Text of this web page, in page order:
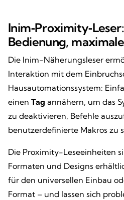
Bedienung,
Die Inim-Näherungsleser
Interaktion mit dem
Hausautomationssystem:
einen Tag annähern, um das
zu deaktivieren, Befehle
benutzerdefinierte Makros zu
Die Proximity-Leseeinheiten
Formaten und Designs
für den universellen Einbau
Format – und lassen sich